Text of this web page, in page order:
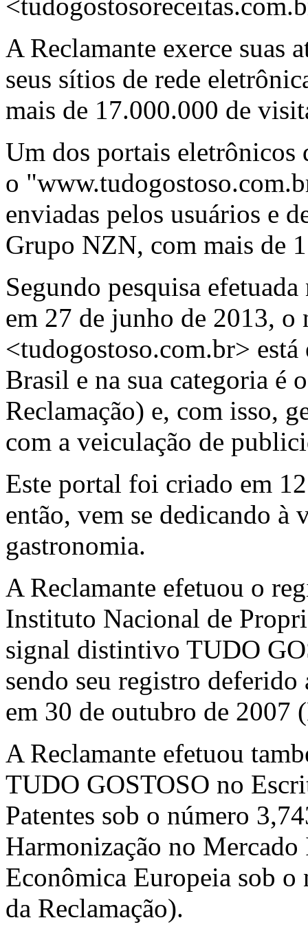
A Reclamante exerce suas
seus sítios de rede
mais de 17.000.000 de
Um dos portais eletrônicos
o
enviadas pelos usuários e
Grupo NZN, com mais de
Segundo pesquisa
em 27 de junho de 2013,
<tudogostoso.com.br>
Brasil e na sua categoria é
Reclamação) e, com isso,
com a veiculação de
Este portal foi criado em
então, vem se dedicando à
gastronomia.
A Reclamante efetuou o
Instituto Nacional de
signal distintivo TUDO
sendo seu registro
em 30 de outubro de 2007
A Reclamante efetuou
TUDO GOSTOSO no
Patentes sob o número
Harmonização no
Econômica Europeia sob
da Reclamação).